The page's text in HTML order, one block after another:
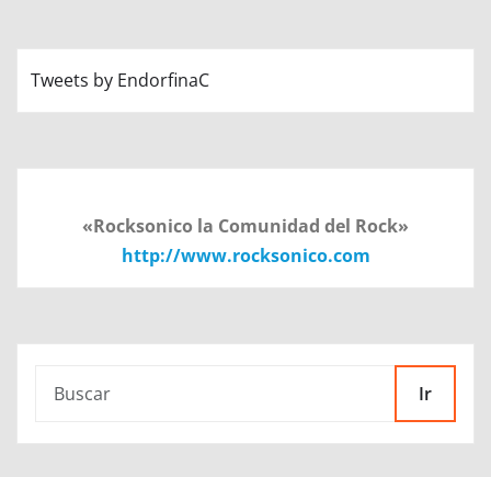
Tweets by EndorfinaC
«Rocksonico la Comunidad del Rock»
http://www.rocksonico.com
Ir